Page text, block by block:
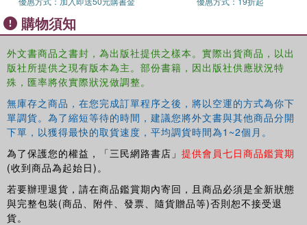
購物須知
外文書商品之書封，為出版社提供之樣本。實際出貨商品，以出
版社所提供之現有版本為主。部份書籍，因出版社供應狀況特
殊，匯率將依實際狀況做調整。
無庫存之商品，在您完成訂單程序之後，將以空運的方式為你下
單調貨。為了縮短等待的時間，建議您將外文書與其他商品分開
下單，以獲得最快的取貨速度，平均調貨時間為1~2個月。
為了保護您的權益，「三民網路書店」 提供會員七日商品鑑賞期
(收到商品為起始日)。
若要辦理退貨，請在商品鑑賞期內寄回，且商品必須是全新狀態
與完整包裝(商品、附件、發票、隨貨贈品等)否則恕不接受退
貨。